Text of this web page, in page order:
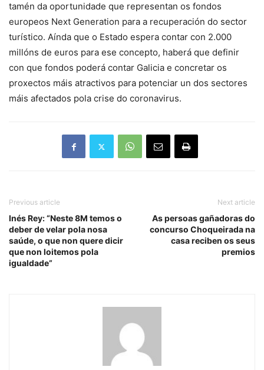
tamén da oportunidade que representan os fondos
europeos Next Generation para a recuperación do sector
turístico. Aínda que o Estado espera contar con 2.000
millóns de euros para ese concepto, haberá que definir
con que fondos poderá contar Galicia e concretar os
proxectos máis atractivos para potenciar un dos sectores
máis afectados pola crise do coronavirus.
Previous article
Inés Rey: “Neste 8M temos o
deber de velar pola nosa
saúde, o que non quere dicir
que non loitemos pola
igualdade”
Next article
As persoas gañadoras do
concurso Choqueirada na
casa reciben os seus
premios